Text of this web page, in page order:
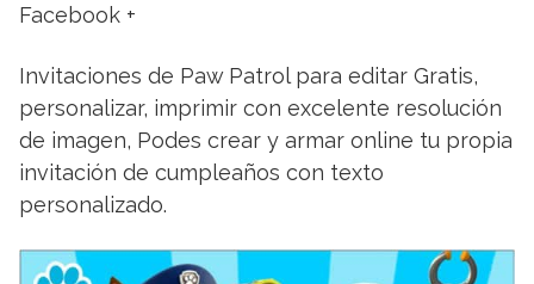
Facebook +
Invitaciones de Paw Patrol para editar Gratis,
personalizar, imprimir con excelente resolución
de imagen, Podes crear y armar online tu propia
invitación de cumpleaños con texto
personalizado.